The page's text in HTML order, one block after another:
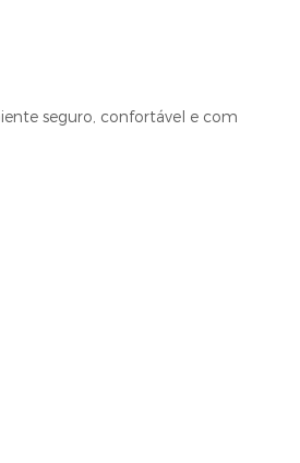
seguro, confortável e com